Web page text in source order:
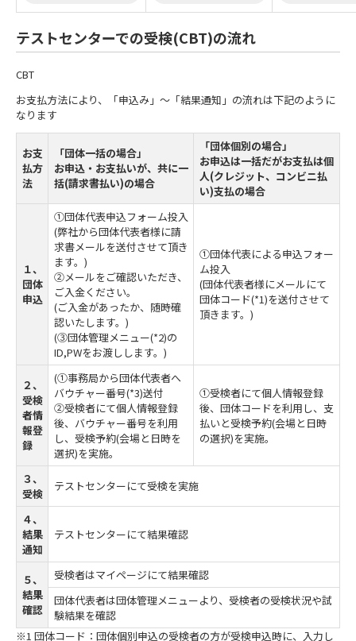
テストセンターでの受検(CBT)の流れ
CBT
お支払方法により、「申込み」～「結果通知」の流れは下記のように
なります
お支
払方
法
「団体一括の場合」
お申込・お支払いが、共に一
括(請求書払い)の場合
「団体個別の場合」
お申込は一括だがお支払は個
人(クレジット、コンビニ払
い)支払の場合
１、
団体
申込
①団体代表申込フォーム投入
(弊社から団体代表者様に請
求書メールを送付させて頂き
ます。)
②メールをご確認いただき、
ご入金ください。
(ご入金があったか、随時確
認いたします。)
(③団体管理メニュー(*2)の
ID,PWをお渡しします。)
①団体代表による申込フォー
ム投入
(団体代表者様にメールにて
団体コード(*1)を送付させて
頂きます。)
２、
受検
者情
報登
録
(①事務局から団体代表者へ
バウチャー番号(*3)送付
②受検者にて個人情報登録
後、バウチャー番号を利用
し、受検予約(会場と日時を
選択)を実施。
①受検者にて個人情報登録
後、団体コードを利用し、支
払いと受検予約(会場と日時
の選択)を実施。
３、
受検
テストセンターにて受検を実施
４、
結果
通知
テストセンターにて結果確認
５、
結果
確認
受検者はマイページにて結果確認
団体代表者は団体管理メニューより、受検者の受検状況や試
験結果を確認
※1 団体コード：団体個別申込の受検者の方が受検申込時に、入力し